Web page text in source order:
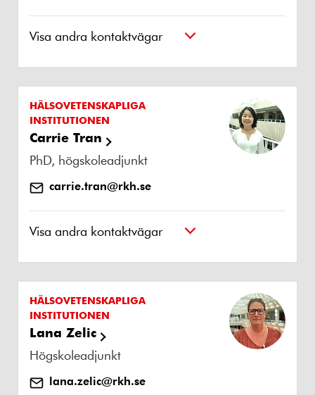
Visa andra kontaktvägar
HÄLSOVETENSKAPLIGA
INSTITUTIONEN
Carrie Tran
PhD, högskoleadjunkt
carrie.tran@rkh.se
Visa andra kontaktvägar
HÄLSOVETENSKAPLIGA
INSTITUTIONEN
Lana Zelic
Högskoleadjunkt
lana.zelic@rkh.se